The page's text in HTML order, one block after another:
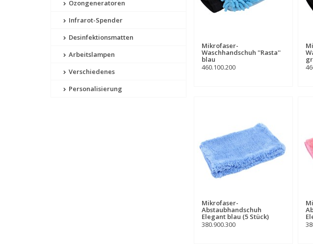
Ozongeneratoren
Infrarot-Spender
Desinfektionsmatten
Arbeitslampen
Verschiedenes
Personalisierung
Mikrofaser-
Waschhandschuh ''Rasta''
blau
460.100.200
Mikrofaser-
Abstaubhandschuh
Elegant blau (5 Stück)
380.900.300